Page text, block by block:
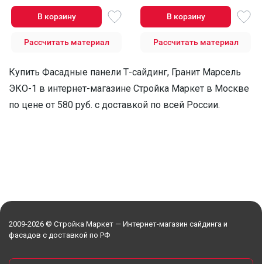
В корзину
Рассчитать материал
В корзину
Рассчитать материал
Купить Фасадные панели Т-сайдинг, Гранит Марсель
ЭКО-1 в интернет-магазине Стройка Маркет в Москве
по цене от 580 руб. с доставкой по всей России.
2009-2026 © Стройка Маркет — Интернет-магазин сайдинга и
фасадов с доставкой по РФ